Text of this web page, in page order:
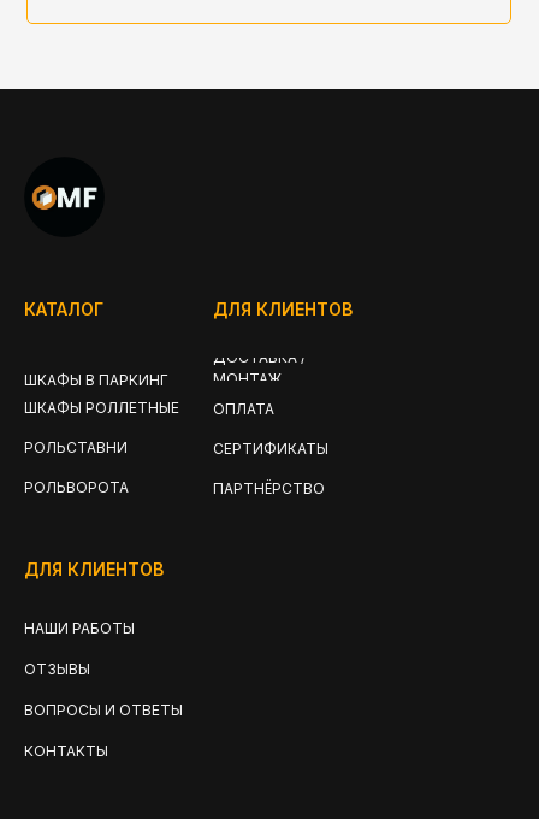
ДЛЯ КЛИЕНТОВ
КАТАЛОГ ДЛЯ КЛИЕНТОВ
КОНТАКТЫ
НАШИ РАБОТЫ
ОТЗЫВЫ
РОЛЬВОРОТА
ШКАФЫ В ПАРКИНГ
ШКАФЫ РОЛЛЕТНЫЕ
РОЛЬСТАВНИ
ВОПРОСЫ И ОТВЕТЫ
ПАРТНЁРСТВО
ДОСТАВКА /
МОНТАЖ
ОПЛАТА
СЕРТИФИКАТЫ